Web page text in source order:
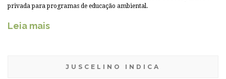
privada para programas de educação ambiental.
Leia mais
JUSCELINO INDICA